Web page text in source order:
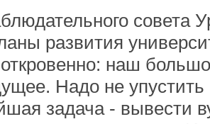
совета
развития
наш
Надо не
задача - вывести